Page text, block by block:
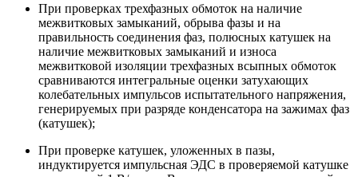
При проверках трехфазных обмоток на наличие
межвитковых замыканий, обрыва фазы и на
правильность соединения фаз, полюсных катушек на
наличие межвитковых замыканий и износа
межвитковой изоляции трехфазных всыпных обмоток
сравниваются интегральные оценки затухающих
колебательных импульсов испытательного напряжения,
генерируемых при разряде конденсатора на зажимах фаз
(катушек);
При проверке катушек, уложенных в пазы,
индуктируется импульсная ЭДС в проверяемой катушке